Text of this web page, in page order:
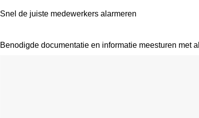
Snel de juiste medewerkers alarmeren
Benodigde documentatie en informatie meesturen met